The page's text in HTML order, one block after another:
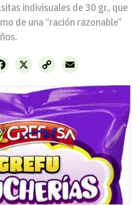
indivisuales de 30 gr., que
de una “ración razonable”
X
Facebook
Copy
Link
Email